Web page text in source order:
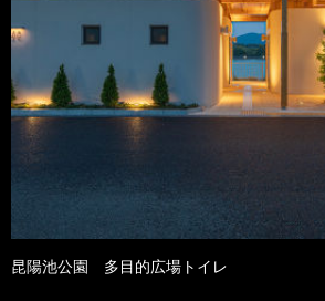
昆陽池公園 多目的広場トイレ